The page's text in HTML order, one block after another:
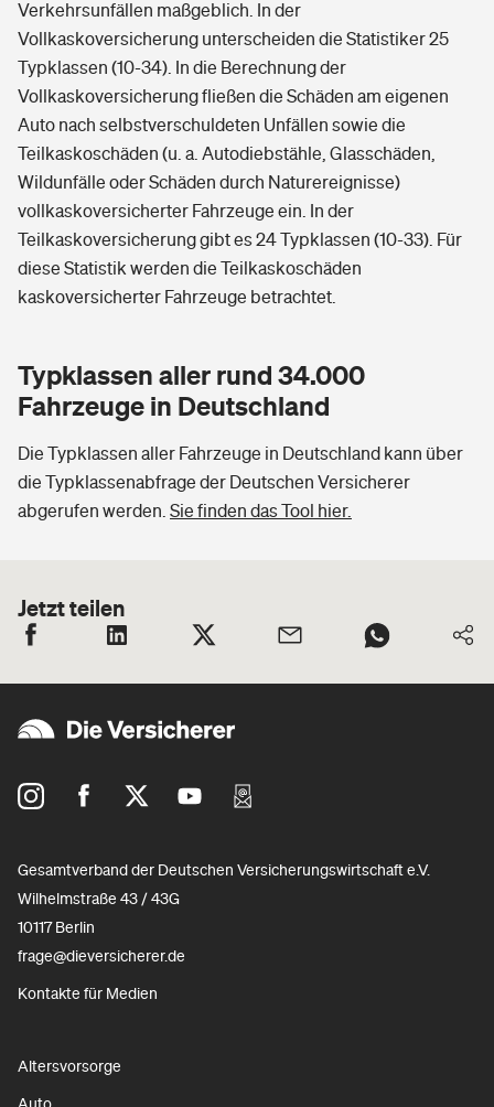
Verkehrsunfällen maßgeblich. In der
Vollkaskoversicherung unterscheiden die Statistiker 25
Typklassen (10-34). In die Berechnung der
Vollkaskoversicherung fließen die Schäden am eigenen
Auto nach selbstverschuldeten Unfällen sowie die
Teilkaskoschäden (u. a. Autodiebstähle, Glasschäden,
Wildunfälle oder Schäden durch Naturereignisse)
vollkaskoversicherter Fahrzeuge ein. In der
Teilkaskoversicherung gibt es 24 Typklassen (10-33). Für
diese Statistik werden die Teilkaskoschäden
kaskoversicherter Fahrzeuge betrachtet.
Typklassen aller rund 34.000
Fahrzeuge in Deutschland
Die Typklassen aller Fahrzeuge in Deutschland kann über
die Typklassenabfrage der Deutschen Versicherer
abgerufen werden. Sie finden das Tool hier.
Jetzt teilen
Gesamtverband der Deutschen Versicherungswirtschaft e.V.
Wilhelmstraße 43 / 43G
10117 Berlin
frage@dieversicherer.de
Kontakte für Medien
Altersvorsorge